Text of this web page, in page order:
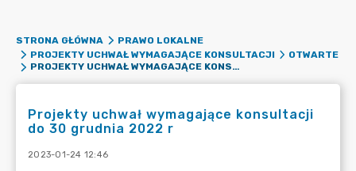
STRONA GŁÓWNA
PRAWO LOKALNE
PROJEKTY UCHWAŁ WYMAGAJĄCE KONSULTACJI
OTWARTE
PROJEKTY UCHWAŁ WYMAGAJĄCE KONSULTACJI DO 30 GRUDNIA 2022 R
Projekty uchwał wymagające konsultacji
do 30 grudnia 2022 r
2023-01-24 12:46